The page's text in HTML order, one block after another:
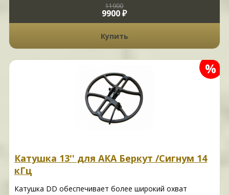
11900
9900 ₽
Купить
%
Катушка 13'' для АКА Беркут /Сигнум 14
кГц
Катушка DD обеспечивает более широкий охват